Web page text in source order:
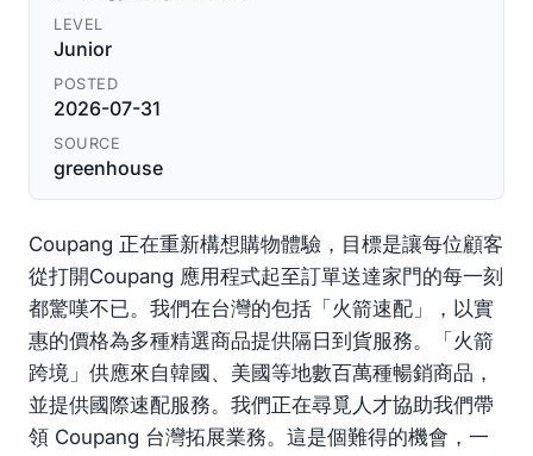
LEVEL
Junior
POSTED
2026-07-31
SOURCE
greenhouse
Coupang 正在重新構想購物體驗，目標是讓每位顧客
從打開Coupang 應用程式起至訂單送達家門的每一刻
都驚嘆不已。我們在台灣的包括「火箭速配」，以實
惠的價格為多種精選商品提供隔日到貨服務。「火箭
跨境」供應來自韓國、美國等地數百萬種暢銷商品，
並提供國際速配服務。我們正在尋覓人才協助我們帶
領 Coupang 台灣拓展業務。這是個難得的機會，一